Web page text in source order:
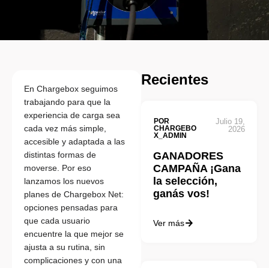
En Chargebox seguimos
trabajando para que la
experiencia de carga sea
cada vez más simple,
accesible y adaptada a las
distintas formas de
moverse. Por eso
lanzamos los nuevos
planes de Chargebox Net:
opciones pensadas para
que cada usuario
encuentre la que mejor se
ajusta a su rutina, sin
complicaciones y con una
Recientes
POR
CHARGEBO
X_ADMIN
Julio 19,
2026
GANADORES
CAMPAÑA ¡Gana
la selección,
ganás vos!
Ver más